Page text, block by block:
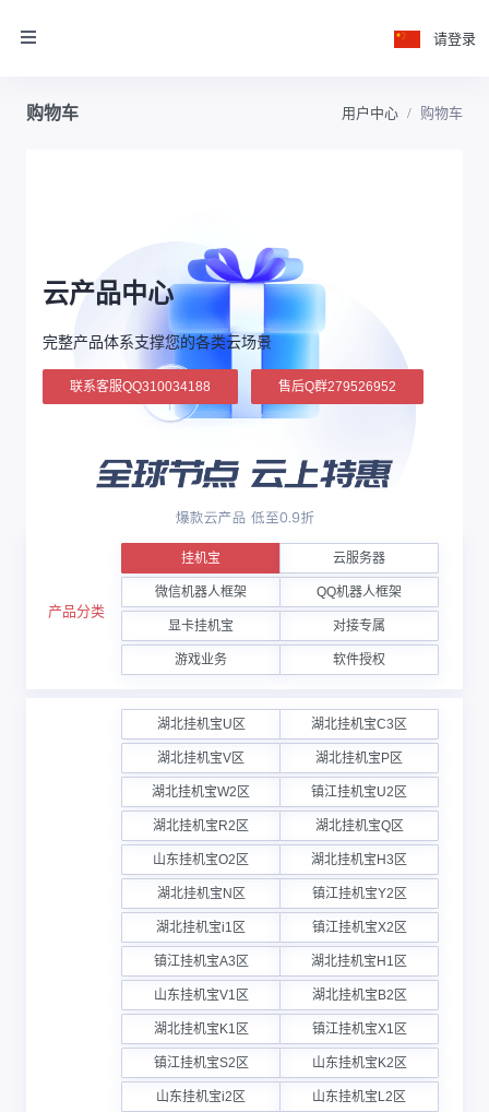
请登录
购物车 用户中心 购物车
云产品中心
完整产品体系支撑您的各类云场景
联系客服QQ310034188 售后Q群279526952
产品分类
挂机宝 云服务器
微信机器人框架 QQ机器人框架
显卡挂机宝 对接专属
游戏业务 软件授权
湖北挂机宝U区 湖北挂机宝C3区
湖北挂机宝V区 湖北挂机宝P区
湖北挂机宝W2区 镇江挂机宝U2区
湖北挂机宝R2区 湖北挂机宝Q区
山东挂机宝O2区 湖北挂机宝H3区
湖北挂机宝N区 镇江挂机宝Y2区
湖北挂机宝i1区 镇江挂机宝X2区
镇江挂机宝A3区 湖北挂机宝H1区
山东挂机宝V1区 湖北挂机宝B2区
湖北挂机宝K1区 镇江挂机宝X1区
镇江挂机宝S2区 山东挂机宝K2区
山东挂机宝i2区 山东挂机宝L2区